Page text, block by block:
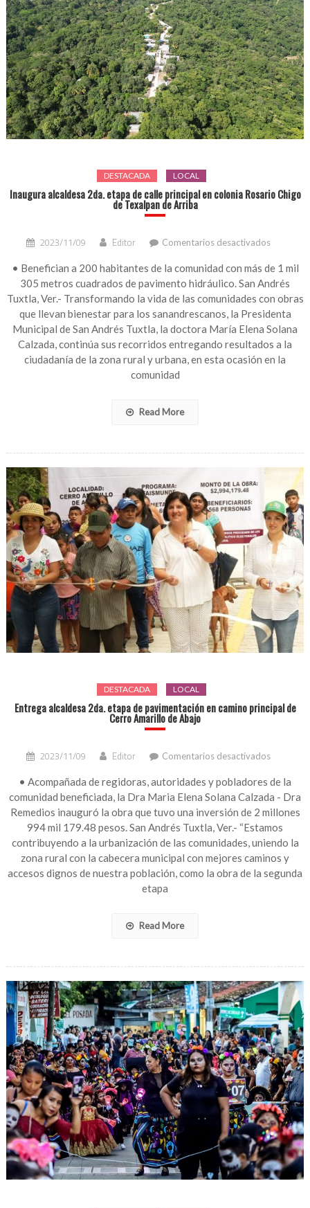
DESTACADA LOCAL
Inaugura alcaldesa 2da. etapa de calle principal en colonia Rosario Chigo
de Texalpan de Arriba
2023/11/09 Editor Comentarios desactivadosen
alcaldesa
2da.
de
calle
principal
en
colonia
• Benefician a 200 habitantes de la comunidad con más de 1 mil
305 metros cuadrados de pavimento hidráulico. San Andrés
Tuxtla, Ver.- Transformando la vida de las comunidades con obras
que llevan bienestar para los sanandrescanos, la Presidenta
Municipal de San Andrés Tuxtla, la doctora María Elena Solana
Calzada, continúa sus recorridos entregando resultados a la
ciudadanía de la zona rural y urbana, en esta ocasión en la
comunidad
Read More
DESTACADA LOCAL
Entrega alcaldesa 2da. etapa de pavimentación en camino principal de
Cerro Amarillo de Abajo
2023/11/09 Editor Comentarios desactivadosen
alcaldesa
2da.
etapa
de
en
camino
principal
• Acompañada de regidoras, autoridades y pobladores de la
comunidad beneficiada, la Dra Maria Elena Solana Calzada - Dra
Remedios inauguró la obra que tuvo una inversión de 2 millones
994 mil 179.48 pesos. San Andrés Tuxtla, Ver.- “Estamos
contribuyendo a la urbanización de las comunidades, uniendo la
zona rural con la cabecera municipal con mejores caminos y
accesos dignos de nuestra población, como la obra de la segunda
etapa
Read More